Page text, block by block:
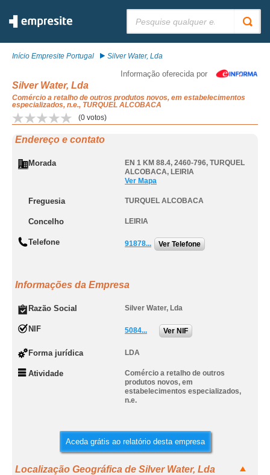
Início Empresite Portugal Silver Water, Lda
Informação oferecida por
Silver Water, Lda
Comércio a retalho de outros produtos novos, em estabelecimentos
especializados, n.e., TURQUEL ALCOBACA
(0 votos)
Endereço e contato
Morada EN 1 KM 88.4, 2460-796, TURQUEL
ALCOBACA, LEIRIA
Ver Mapa
Freguesia TURQUEL ALCOBACA
Concelho LEIRIA
Telefone 91878... Ver Telefone
Informações da Empresa
Razão Social Silver Water, Lda
NIF 5084... Ver NIF
Forma jurídica LDA
Atividade
Comércio a retalho de outros
produtos novos, em
estabelecimentos especializados,
n.e.
Aceda grátis ao relatório desta empresa
Localização Geográfica de Silver Water, Lda